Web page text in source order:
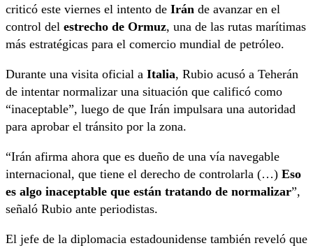
criticó este viernes el intento de Irán de avanzar en el
control del estrecho de Ormuz, una de las rutas marítimas
más estratégicas para el comercio mundial de petróleo.
Durante una visita oficial a Italia, Rubio acusó a Teherán
de intentar normalizar una situación que calificó como
“inaceptable”, luego de que Irán impulsara una autoridad
para aprobar el tránsito por la zona.
“Irán afirma ahora que es dueño de una vía navegable
internacional, que tiene el derecho de controlarla (…) Eso
es algo inaceptable que están tratando de normalizar”,
señaló Rubio ante periodistas.
El jefe de la diplomacia estadounidense también reveló que